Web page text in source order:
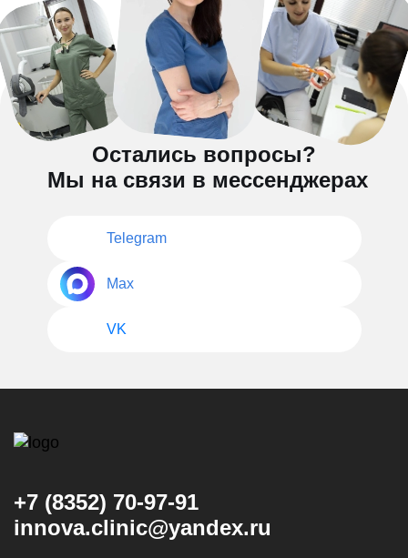
Остались вопросы?
Мы на связи в мессенджерах
Telegram
Max
VK
+7 (8352) 70-97-91
innova.clinic@yandex.ru